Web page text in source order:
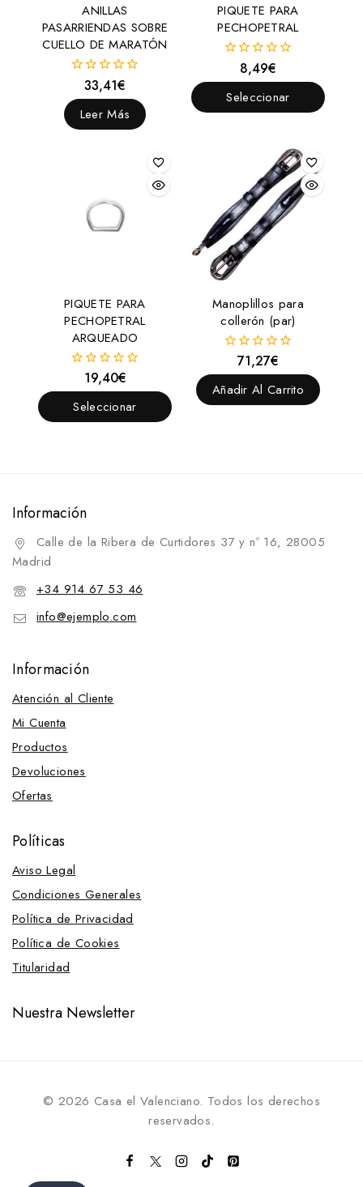
ANILLAS
PASARRIENDAS SOBRE
CUELLO DE MARATÓN
fuera
de
33,41€
Leer Más
PIQUETE PARA
PECHOPETRAL
fuera
de
5
8,49€
Seleccionar
PIQUETE PARA
PECHOPETRAL
ARQUEADO
fuera
de
19,40€
Seleccionar
Manoplillos para
collerón (par)
fuera
de
71,27€
Añadir Al Carrito
Información
Calle de la Ribera de Curtidores 37 y nº 16, 28005
Madrid
+34 914 67 53 46
info@ejemplo.com
Información
Atención al Cliente
Mi Cuenta
Productos
Devoluciones
Ofertas
Políticas
Aviso Legal
Condiciones Generales
Política de Privacidad
Política de Cookies
Titularidad
Nuestra Newsletter
© 2026 Casa el Valenciano. Todos los derechos
reservados.